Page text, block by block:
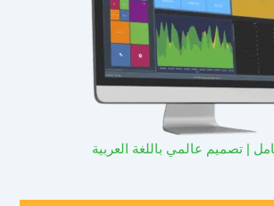
| تصميم عالمي باللغة العربية